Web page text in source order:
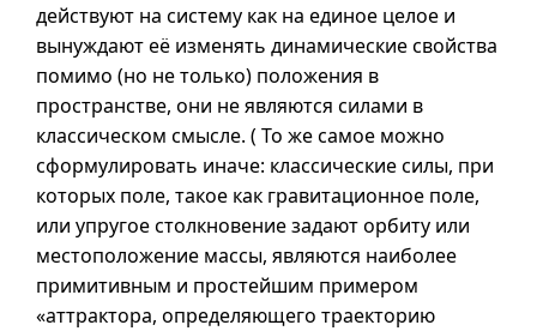
действуют на систему как на единое целое и
вынуждают её изменять динамические свойства
помимо (но не только) положения в
пространстве, они не являются силами в
классическом смысле. ( То же самое можно
сформулировать иначе: классические силы, при
которых поле, такое как гравитационное поле,
или упругое столкновение задают орбиту или
местоположение массы, являются наиболее
примитивным и простейшим примером
«аттрактора, определяющего траекторию